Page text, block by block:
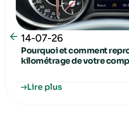
14-07-26
Pourquoi et comment
kilométrage de votre
Lire plus